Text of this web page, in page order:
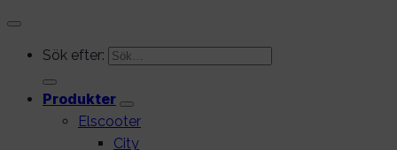
Sök efter:
Produkter
Elscooter
City